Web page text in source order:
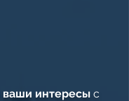
ваши интересы с